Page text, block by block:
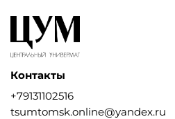
Контакты
+79131102516
tsumtomsk.online@yandex.ru